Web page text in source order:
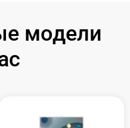
модели